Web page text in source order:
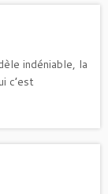
indéniable, la
c’est